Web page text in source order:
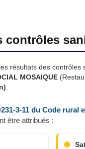
contrôles
résultats des contrôles
MOSAIQUE
3-11 du Code rural
être attribués :